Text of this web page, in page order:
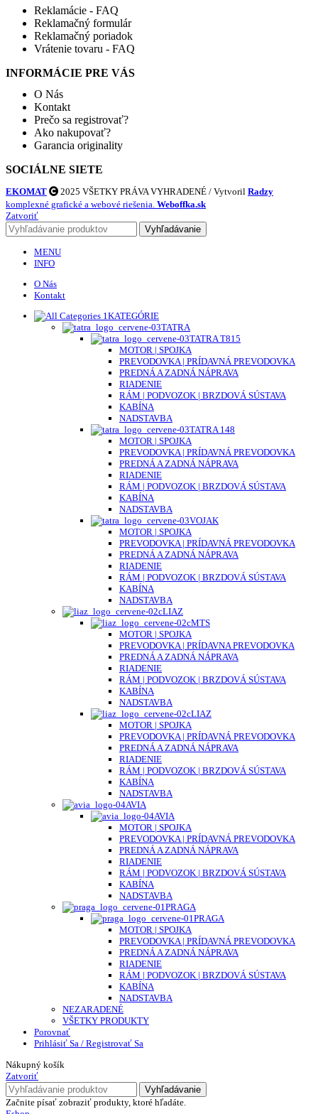
Reklamácie - FAQ
Reklamačný formulár
Reklamačný poriadok
Vrátenie tovaru - FAQ
INFORMÁCIE PRE VÁS
O Nás
Kontakt
Prečo sa registrovať?
Ako nakupovať?
Garancia originality
SOCIÁLNE SIETE
EKOMAT 2025 VŠETKY PRÁVA VYHRADENÉ / Vytvoril Radzy
komplexné grafické a webové riešenia. Weboffka.sk
Zatvoriť
Vyhľadávanie
MENU
INFO
O Nás
Kontakt
KATEGÓRIE
TATRA
TATRA T815
MOTOR | SPOJKA
PREVODOVKA | PRÍDAVNÁ PREVODOVKA
PREDNÁ A ZADNÁ NÁPRAVA
RIADENIE
RÁM | PODVOZOK | BRZDOVÁ SÚSTAVA
KABÍNA
NADSTAVBA
TATRA 148
MOTOR | SPOJKA
PREVODOVKA | PRÍDAVNÁ PREVODOVKA
PREDNÁ A ZADNÁ NÁPRAVA
RIADENIE
RÁM | PODVOZOK | BRZDOVÁ SÚSTAVA
KABÍNA
NADSTAVBA
VOJAK
MOTOR | SPOJKA
PREVODOVKA | PRÍDAVNÁ PREVODOVKA
PREDNÁ A ZADNÁ NÁPRAVA
RIADENIE
RÁM | PODVOZOK | BRZDOVÁ SÚSTAVA
KABÍNA
NADSTAVBA
LIAZ
MTS
MOTOR | SPOJKA
PREVODOVKA | PRÍDAVNA PREVODOVKA
PREDNÁ A ZADNÁ NÁPRAVA
RIADENIE
RÁM | PODVOZOK | BRZDOVÁ SÚSTAVA
KABÍNA
NADSTAVBA
LIAZ
MOTOR | SPOJKA
PREVODOVKA | PRÍDAVNÁ PREVODOVKA
PREDNÁ A ZADNÁ NÁPRAVA
RIADENIE
RÁM | PODVOZOK | BRZDOVÁ SÚSTAVA
KABÍNA
NADSTAVBA
AVIA
AVIA
MOTOR | SPOJKA
PREVODOVKA | PRÍDAVNÁ PREVODOVKA
PREDNÁ A ZADNÁ NÁPRAVA
RIADENIE
RÁM | PODVOZOK | BRZDOVÁ SÚSTAVA
KABÍNA
NADSTAVBA
PRAGA
PRAGA
MOTOR | SPOJKA
PREVODOVKA | PRÍDAVNÁ PREVODOVKA
PREDNÁ A ZADNÁ NÁPRAVA
RIADENIE
RÁM | PODVOZOK | BRZDOVÁ SÚSTAVA
KABÍNA
NADSTAVBA
NEZARADENÉ
VŠETKY PRODUKTY
Porovnať
Prihlásiť Sa / Registrovať Sa
Nákupný košík
Zatvoriť
Vyhľadávanie
Začnite písať zobraziť produkty, ktoré hľadáte.